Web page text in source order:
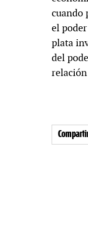
cuando
el
plata
del